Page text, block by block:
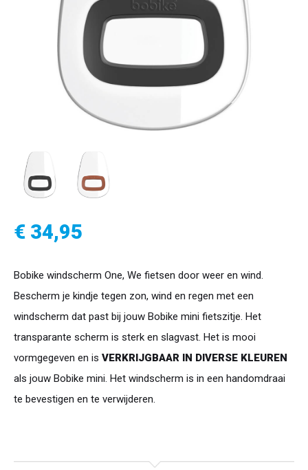
€ 34,95
Bobike windscherm One, We fietsen door weer en wind.
Bescherm je kindje tegen zon, wind en regen met een
windscherm dat past bij jouw Bobike mini fietszitje. Het
transparante scherm is sterk en slagvast. Het is mooi
vormgegeven en is VERKRIJGBAAR IN DIVERSE KLEUREN
als jouw Bobike mini. Het windscherm is in een handomdraai
te bevestigen en te verwijderen.